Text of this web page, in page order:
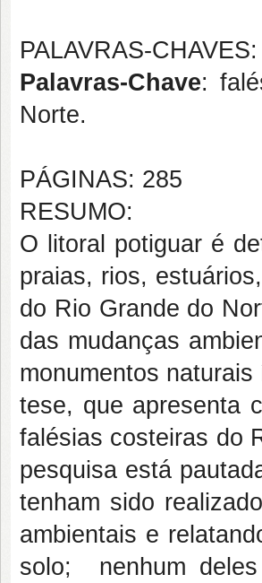
PALAVRAS-CHAVES:
Palavras-Chave:
Norte.
PÁGINAS: 285
RESUMO:
O litoral potiguar é
praias, rios,
do Rio Grande do
das mudanças
monumentos
tese, que apresenta
falésias costeiras do
pesquisa está
tenham sido
ambientais e
solo; nenhum deles